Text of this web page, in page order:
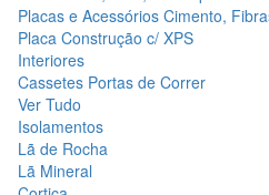
Placas e Acessórios Cimento,
Placa Construção c/ XPS
Interiores
Cassetes Portas de Correr
Ver Tudo
Isolamentos
Lã de Rocha
Lã Mineral